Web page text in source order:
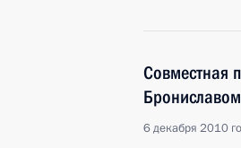
Совместная
6 декабря 2010